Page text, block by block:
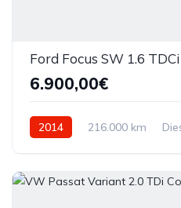
Ford Focus SW 1.6 TDCi
6.900,00€
2014 216.000 km